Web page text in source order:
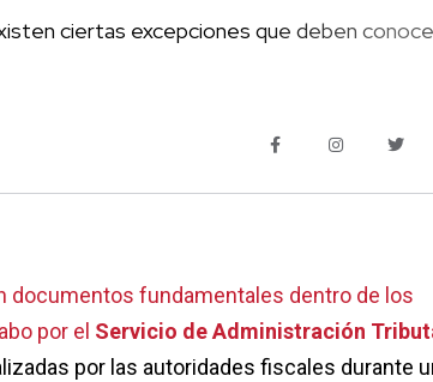
ciertas excepciones que deben
documentos fundamentales dentro de los
por el Servicio de Administración
por las autoridades fiscales durante